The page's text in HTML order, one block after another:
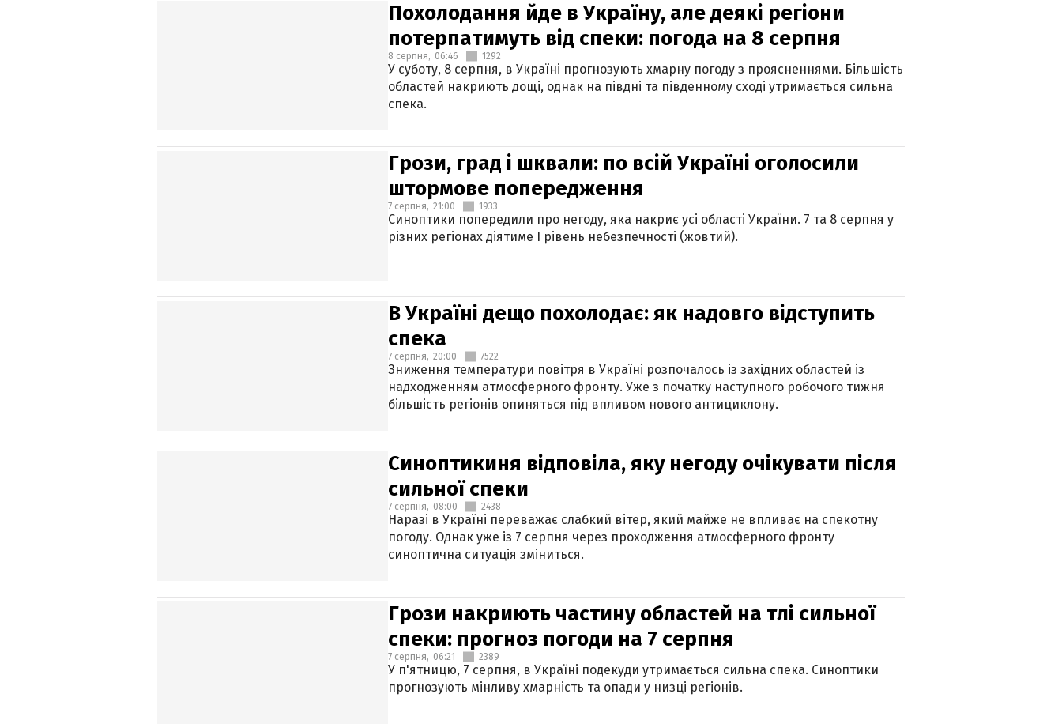
Похолодання йде в Україну, але деякі регіони
потерпатимуть від спеки: погода на 8 серпня
8 серпня, 06:46 1292
У суботу, 8 серпня, в Україні прогнозують хмарну погоду з проясненнями. Більшість
областей накриють дощі, однак на півдні та південному сході утримається сильна
спека.
Грози, град і шквали: по всій Україні оголосили
штормове попередження
7 серпня, 21:00 1933
Синоптики попередили про негоду, яка накриє усі області України. 7 та 8 серпня у
різних регіонах діятиме І рівень небезпечності (жовтий).
В Україні дещо похолодає: як надовго відступить
спека
7 серпня, 20:00 7522
Зниження температури повітря в Україні розпочалось із західних областей із
надходженням атмосферного фронту. Уже з початку наступного робочого тижня
більшість регіонів опиняться під впливом нового антициклону.
Синоптикиня відповіла, яку негоду очікувати після
сильної спеки
7 серпня, 08:00 2438
Наразі в Україні переважає слабкий вітер, який майже не впливає на спекотну
погоду. Однак уже із 7 серпня через проходження атмосферного фронту
синоптична ситуація зміниться.
Грози накриють частину областей на тлі сильної
спеки: прогноз погоди на 7 серпня
7 серпня, 06:21 2389
У п'ятницю, 7 серпня, в Україні подекуди утримається сильна спека. Синоптики
прогнозують мінливу хмарність та опади у низці регіонів.